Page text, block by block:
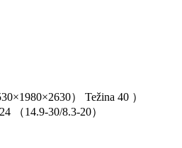
） Težina 40 ）
（14.9-30/8.3-20）